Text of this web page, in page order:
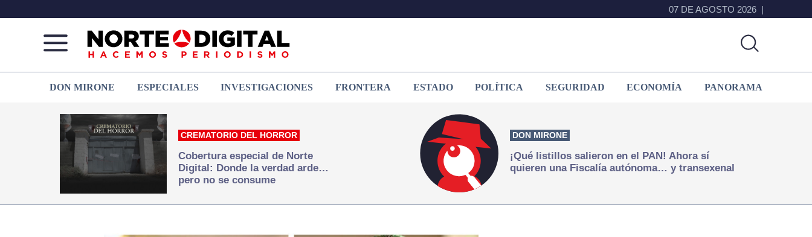
07 DE AGOSTO 2026
de
Juárez
que
hacemos periodismo
DON MIRONE ESPECIALES INVESTIGACIONES FRONTERA ESTADO POLÍTICA SEGURIDAD ECONOMÍA PANORAMA
CREMATORIO DEL HORROR
Cobertura especial de Norte
Digital: Donde la verdad arde…
pero no se consume
DON MIRONE
¡Qué listillos salieron en el PAN! Ahora sí
quieren una Fiscalía autónoma… y transexenal